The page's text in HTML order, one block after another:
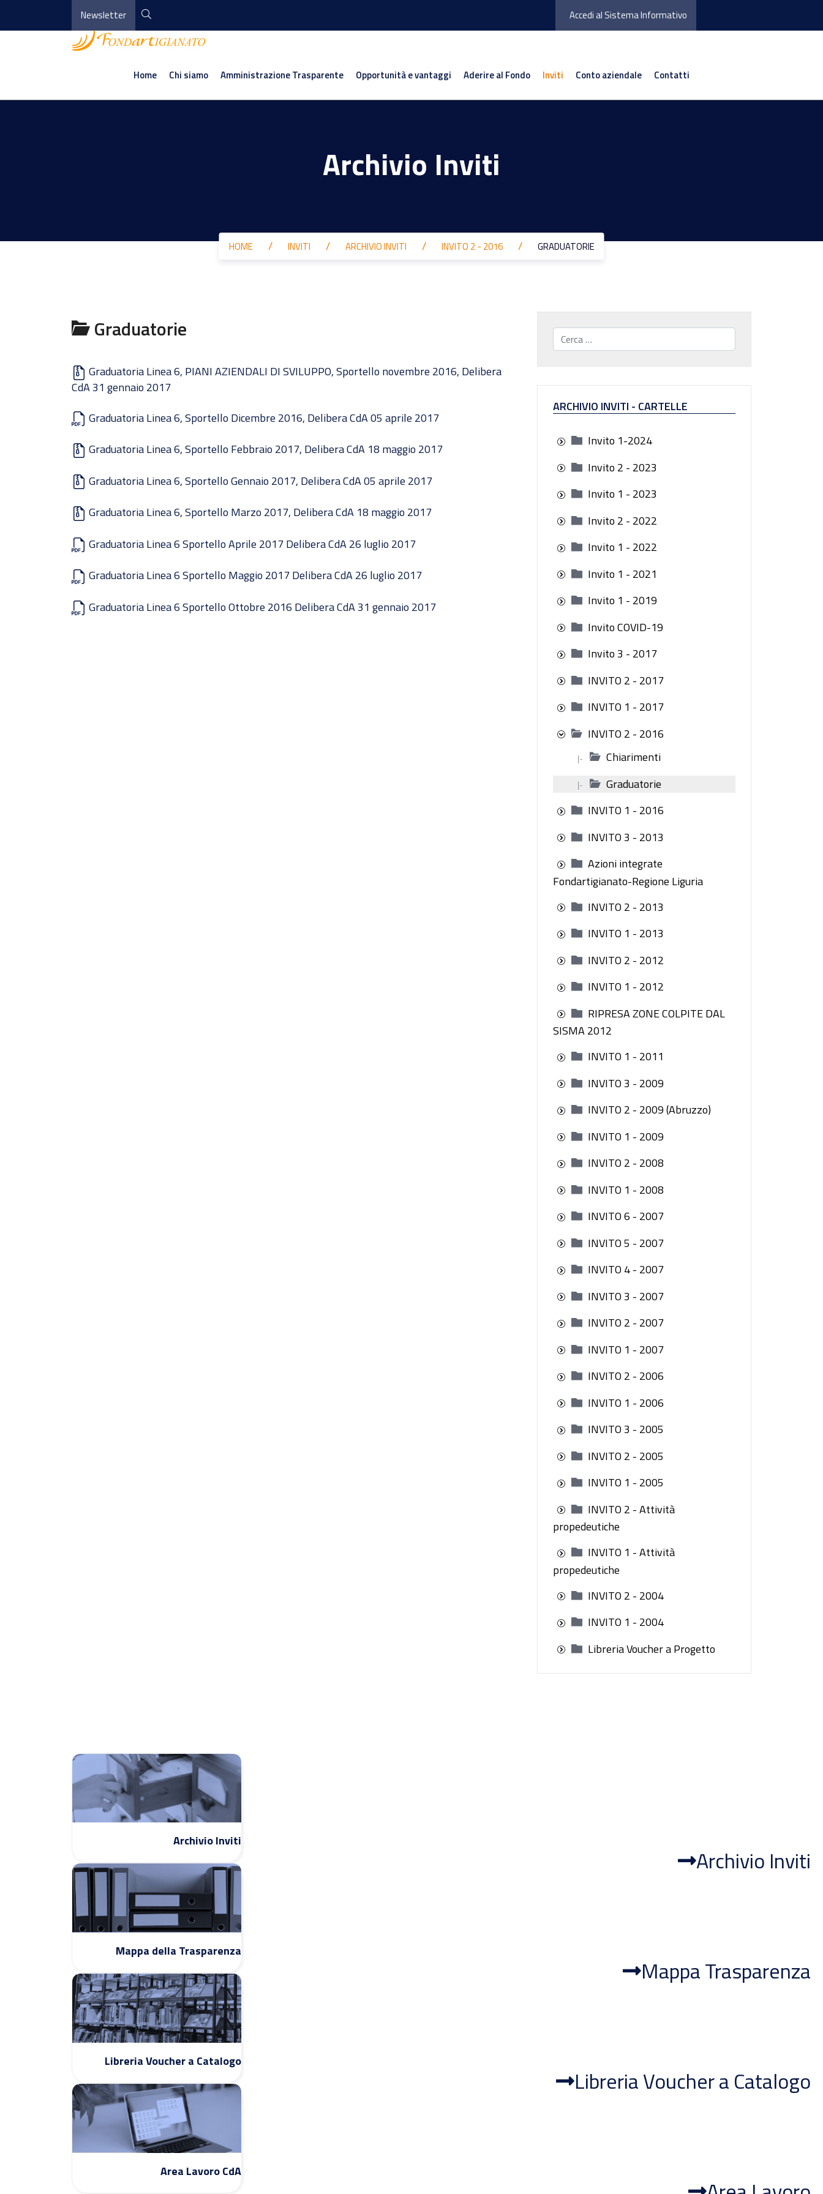
Newsletter Accedi al Sistema Informativo
Home Chi siamo Amministrazione Trasparente Opportunità e vantaggi Aderire al Fondo Inviti Conto aziendale Contatti
Archivio Inviti
HOME INVITI ARCHIVIO INVITI INVITO 2 - 2016 GRADUATORIE
Graduatorie
Graduatoria Linea 6, PIANI AZIENDALI DI SVILUPPO, Sportello novembre 2016, Delibera
CdA 31 gennaio 2017
Graduatoria Linea 6, Sportello Dicembre 2016, Delibera CdA 05 aprile 2017
Graduatoria Linea 6, Sportello Febbraio 2017, Delibera CdA 18 maggio 2017
Graduatoria Linea 6, Sportello Gennaio 2017, Delibera CdA 05 aprile 2017
Graduatoria Linea 6, Sportello Marzo 2017, Delibera CdA 18 maggio 2017
Graduatoria Linea 6 Sportello Aprile 2017 Delibera CdA 26 luglio 2017
Graduatoria Linea 6 Sportello Maggio 2017 Delibera CdA 26 luglio 2017
Graduatoria Linea 6 Sportello Ottobre 2016 Delibera CdA 31 gennaio 2017
Cerca...
ARCHIVIO INVITI - CARTELLE
Invito 1-2024
Invito 2 - 2023
Invito 1 - 2023
Invito 2 - 2022
Invito 1 - 2022
Invito 1 - 2021
Invito 1 - 2019
Invito COVID-19
Invito 3 - 2017
INVITO 2 - 2017
INVITO 1 - 2017
INVITO 2 - 2016
|- Chiarimenti
|-
Graduatorie
INVITO 1 - 2016
INVITO 3 - 2013
Azioni integrate
Fondartigianato-Regione Liguria
INVITO 2 - 2013
INVITO 1 - 2013
INVITO 2 - 2012
INVITO 1 - 2012
RIPRESA ZONE COLPITE DAL
SISMA 2012
INVITO 1 - 2011
INVITO 3 - 2009
INVITO 2 - 2009 (Abruzzo)
INVITO 1 - 2009
INVITO 2 - 2008
INVITO 1 - 2008
INVITO 6 - 2007
INVITO 5 - 2007
INVITO 4 - 2007
INVITO 3 - 2007
INVITO 2 - 2007
INVITO 1 - 2007
INVITO 2 - 2006
INVITO 1 - 2006
INVITO 3 - 2005
INVITO 2 - 2005
INVITO 1 - 2005
INVITO 2 - Attività
propedeutiche
INVITO 1 - Attività
propedeutiche
INVITO 2 - 2004
INVITO 1 - 2004
Libreria Voucher a Progetto
Archivio Inviti
Archivio Inviti
Mappa della Trasparenza
Mappa Trasparenza
Libreria Voucher a Catalogo
Libreria Voucher a Catalogo
Area Lavoro CdA